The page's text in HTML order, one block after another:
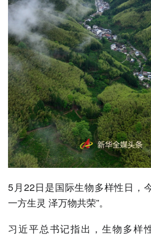
5月22日是国际生物多样性日，
一方生灵 泽万物共荣”。
习近平总书记指出，生物多样